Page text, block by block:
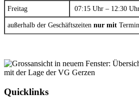
Freitag 07:15 Uhr – 12:30
außerhalb der Geschäftszeiten nur mit
Quicklinks